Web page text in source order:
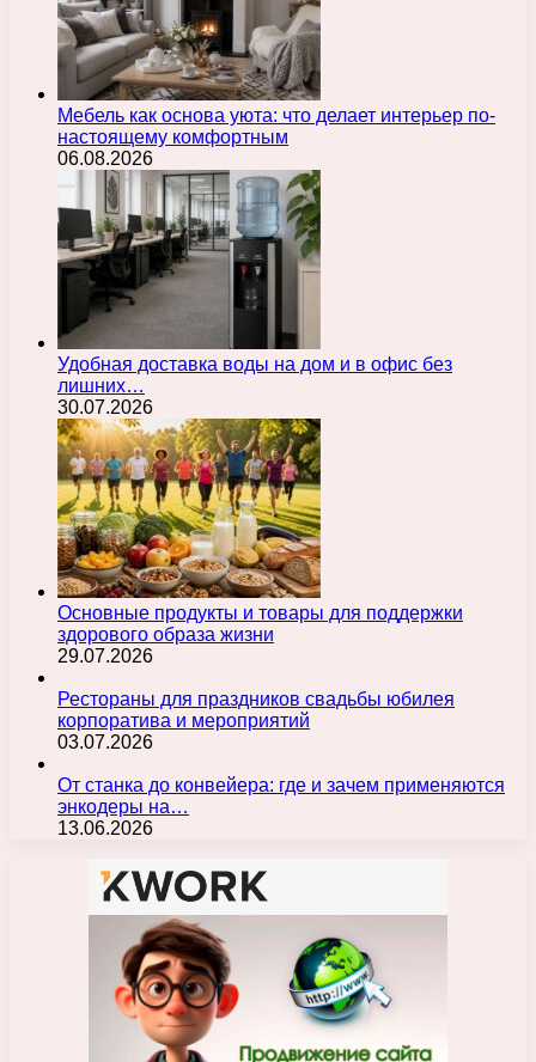
Мебель как основа уюта: что делает интерьер по-
настоящему комфортным
06.08.2026
Удобная доставка воды на дом и в офис без
лишних…
30.07.2026
Основные продукты и товары для поддержки
здорового образа жизни
29.07.2026
Рестораны для праздников свадьбы юбилея
корпоратива и мероприятий
03.07.2026
От станка до конвейера: где и зачем применяются
энкодеры на…
13.06.2026